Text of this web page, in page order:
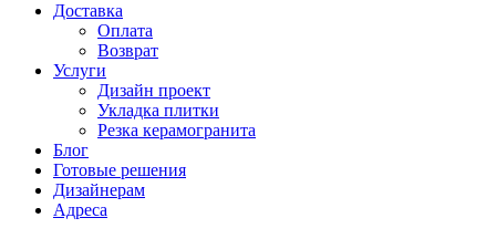
Доставка
Оплата
Возврат
Услуги
Дизайн проект
Укладка плитки
Резка керамогранита
Блог
Готовые решения
Дизайнерам
Адреса